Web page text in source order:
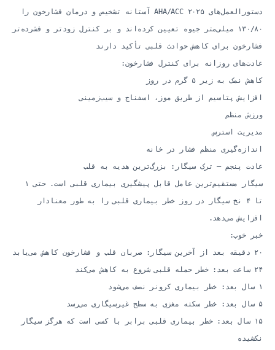
دستورالعمل‌های ۲۰۲۵ AHA/ACC آستانه تشخیص و درمان فشارخون را
۱۳۰/۸۰ میلی‌متر جیوه تعیین کرده‌اند و بر کنترل زودتر و فشرده‌تر
فشارخون برای کاهش حوادث قلبی تأکید دارند
عادت‌های روزانه برای کنترل فشارخون:
کاهش نمک به زیر ۵ گرم در روز
افزایش پتاسیم از طریق موز، اسفناج و سیب‌زمینی
ورزش منظم
مدیریت استرس
اندازه‌گیری منظم فشار در خانه
عادت پنجم — ترک سیگار: بزرگ‌ترین هدیه به قلب
سیگار مستقیم‌ترین عامل قابل پیشگیری بیماری قلبی است. حتی ۱
تا ۴ نخ سیگار در روز خطر بیماری قلبی را به طور معنادار
افزایش می‌دهد.
خبر خوب:
۲۰ دقیقه بعد از آخرین سیگار: ضربان قلب و فشارخون کاهش می‌یابد
۲۴ ساعت بعد: خطر حمله قلبی شروع به کاهش می‌کند
۱ سال بعد: خطر بیماری کرونر نصف می‌شود
۵ سال بعد: خطر سکته مغزی به سطح غیرسیگاری می‌رسد
۱۵ سال بعد: خطر بیماری قلبی برابر با کسی است که هرگز سیگار
نکشیده